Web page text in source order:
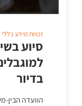
זכויותמידע כללי
סיוע
בדיור
הוועדה